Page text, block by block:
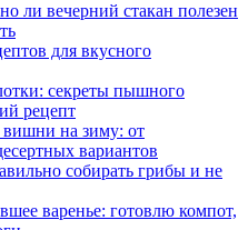
ли вечерний стакан полезен
для вкусного
секреты пышного
рецепт
вишни на зиму: от
вариантов
собирать грибы и не
варенье: готовлю компот,